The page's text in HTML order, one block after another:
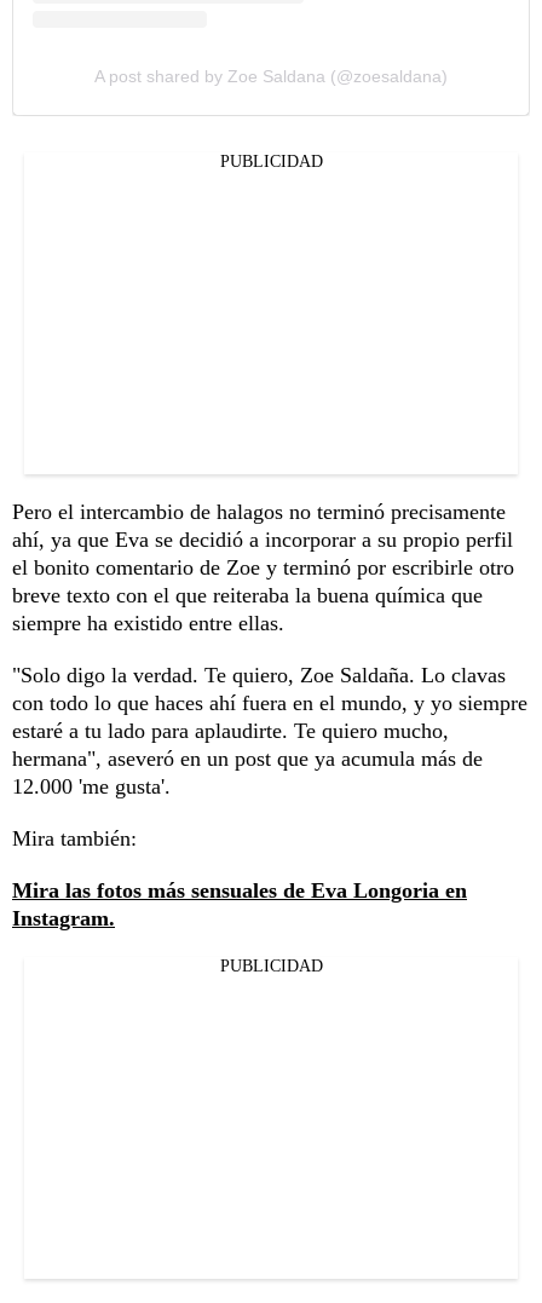
A post shared by Zoe Saldana (@zoesaldana)
PUBLICIDAD
Pero el intercambio de halagos no terminó precisamente
ahí, ya que Eva se decidió a incorporar a su propio perfil
el bonito comentario de Zoe y terminó por escribirle otro
breve texto con el que reiteraba la buena química que
siempre ha existido entre ellas.
"Solo digo la verdad. Te quiero, Zoe Saldaña. Lo clavas
con todo lo que haces ahí fuera en el mundo, y yo siempre
estaré a tu lado para aplaudirte. Te quiero mucho,
hermana", aseveró en un post que ya acumula más de
12.000 'me gusta'.
Mira también:
Mira las fotos más sensuales de Eva Longoria en
Instagram.
PUBLICIDAD